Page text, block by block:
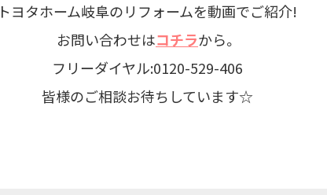
トヨタホーム岐阜のリフォームを動画でご紹介!
お問い合わせはコチラから。
フリーダイヤル:0120-529-406
皆様のご相談お待ちしています☆